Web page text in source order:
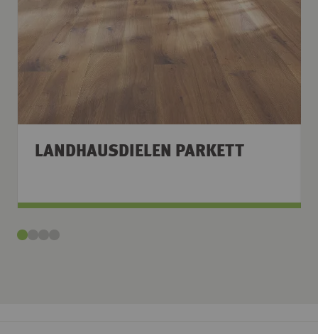
LANDHAUSDIELEN PARKETT